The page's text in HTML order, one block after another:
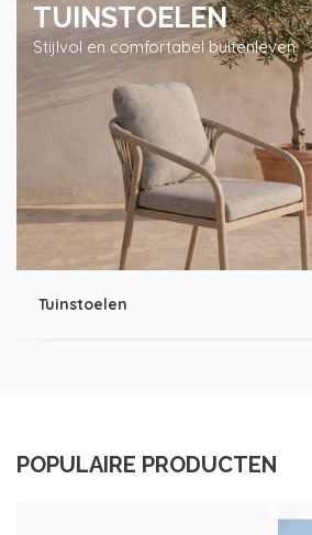
TUINSTOELEN
Stijlvol en comfortabel buitenleven
Tuinstoelen
POPULAIRE PRODUCTEN